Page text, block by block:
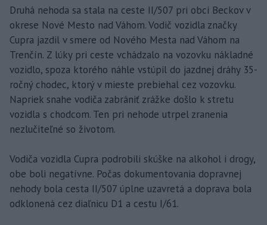
Druhá nehoda sa stala na ceste II/507 pri obci Beckov v
okrese Nové Mesto nad Váhom. Vodič vozidla značky
Cupra jazdil v smere od Nového Mesta nad Váhom na
Trenčín. Z lúky pri ceste vchádzalo na vozovku nákladné
vozidlo, spoza ktorého náhle vstúpil do jazdnej dráhy 35-
ročný chodec, ktorý v mieste prebiehal cez vozovku.
Napriek snahe vodiča zabrániť zrážke došlo k stretu
vozidla s chodcom. Ten pri nehode utrpel zranenia
nezlučiteľné so životom.
Vodiča vozidla Cupra podrobili skúške na alkohol i drogy,
obe boli negatívne. Počas dokumentovania dopravnej
nehody bola cesta II/507 úplne uzavretá a doprava bola
odklonená cez diaľnicu D1 a cestu I/61.